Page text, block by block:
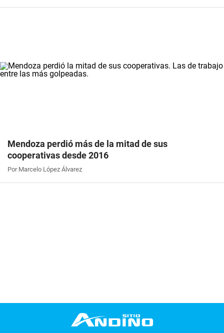
Mendoza perdió más de la mitad de sus
cooperativas desde 2016
Por Marcelo López Álvarez